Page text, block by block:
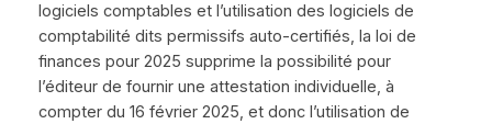
logiciels comptables et l’utilisation des logiciels de
comptabilité dits permissifs auto-certifiés, la loi de
finances pour 2025 supprime la possibilité pour
l’éditeur de fournir une attestation individuelle, à
compter du 16 février 2025, et donc l’utilisation de